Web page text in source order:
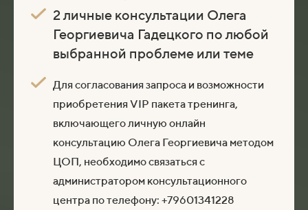
2 личные консультации Олега
Георгиевича Гадецкого по любой
выбранной проблеме или теме
Для согласования запроса и возможности
приобретения VIP пакета тренинга,
включающего личную онлайн
консультацию Олега Георгиевича методом
ЦОП, необходимо связаться с
администратором консультационного
центра по телефону: +79601341228